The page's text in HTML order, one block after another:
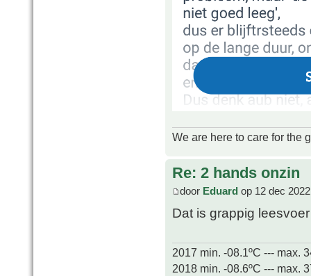
We are here to care for the
Re: 2 hands onzin
door Eduard op 12 dec
Dat is grappig
2017 min. -08.1ºC --- max.
2018 min. -08.6ºC --- max.